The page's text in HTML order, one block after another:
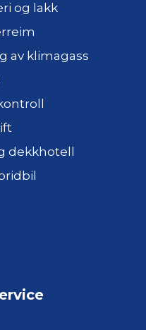
og lakk
av klimagass
dekkhotell